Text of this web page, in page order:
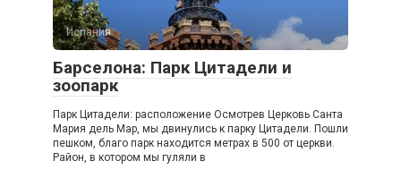
Испания
Барселона: Парк Цитадели и
зоопарк
Парк Цитадели: расположение Осмотрев Церковь Санта
Мария дель Мар, мы двинулись к парку Цитадели. Пошли
пешком, благо парк находится метрах в 500 от церкви.
Район, в котором мы гуляли в